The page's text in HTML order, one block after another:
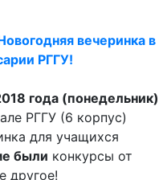
вечеринка в
РГГУ!
года (понедельник)
РГГУ (6 корпус)
для учащихся
были конкурсы от
другое!